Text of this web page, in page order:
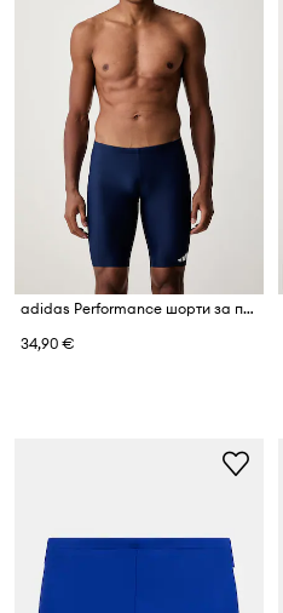
adidas Performance шорти за плуване мъжки Essentials
34,90 €